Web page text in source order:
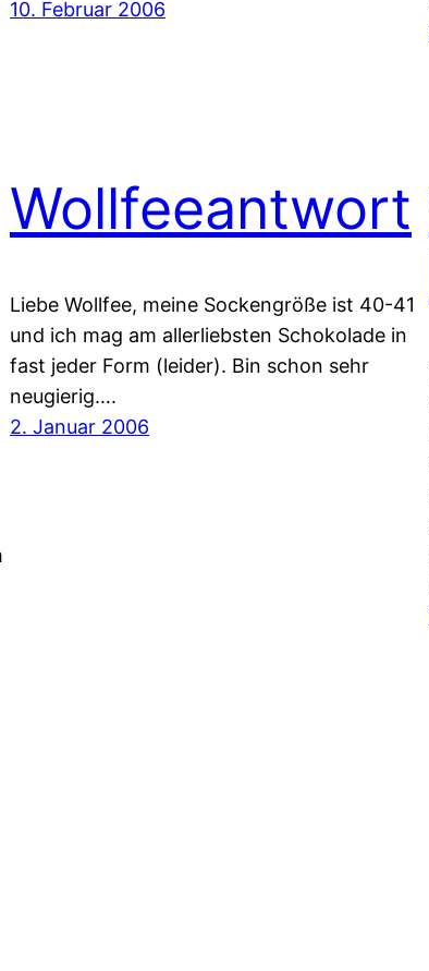
10. Februar 2006
Wollfeeantwort
Liebe Wollfee, meine Sockengröße ist 40-41
und ich mag am allerliebsten Schokolade in
fast jeder Form (leider). Bin schon sehr
neugierig….
2. Januar 2006